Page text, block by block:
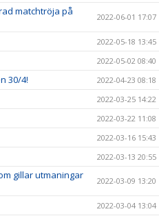
matchtröja på
2022-06-01 17:07
2022-05-18 13:45
2022-05-02 08:40
30/4! 2022-04-23 08:18
2022-03-25 14:22
2022-03-22 11:08
2022-03-16 15:43
2022-03-13 20:55
gillar utmaningar
2022-03-09 13:20
2022-03-04 13:04